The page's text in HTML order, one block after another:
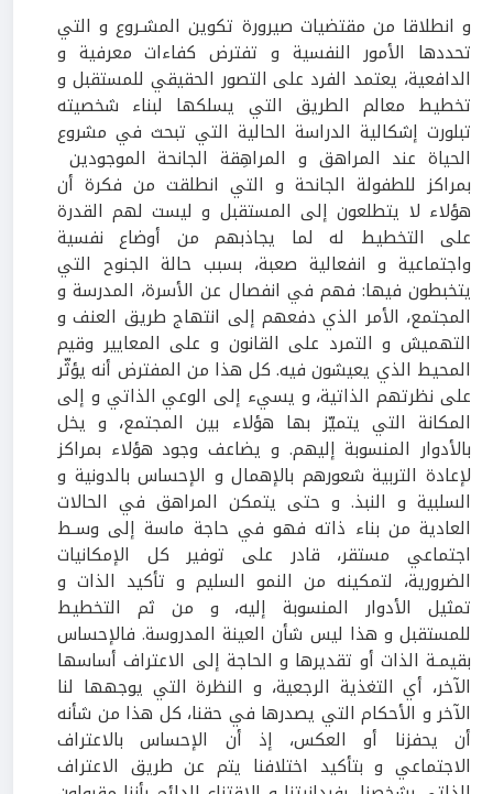
و انطلاقا من مقتضيات صيرورة تكوين المشـروع و التي
تحددها الأمور النفسية و تفترض كفاءات معرفية و
الدافعية، يعتمد الفرد على التصور الحقيقي للمستقبل و
تخطيط معالم الطريق التي يسلكها لبناء شخصيته
تبلورت إشكالية الدراسة الحالية التي تبحث في مشروع
الحياة عند المراهق و المراهِقة الجانحة الموجودين
بمراكز للطفولة الجانحة و التي انطلقت من فكرة أن
هؤلاء لا يتطلعون إلى المستقبل و ليست لهم القدرة
على التخطيط له لما يجاذبهم من أوضاع نفسية
واجتماعية و انفعالية صعبة، بسبب حالة الجنوح التي
يتخبطون فيها: فهم في انفصال عن الأسرة، المدرسة و
المجتمع، الأمر الذي دفعهم إلى انتهاج طريق العنف و
التهميش و التمرد على القانون و على المعايير وقيم
المحيط الذي يعيشون فيه. كل هذا من المفترض أنه يؤثّر
على نظرتهم الذاتية، و يسيء إلى الوعي الذاتي و إلى
المكانة التي يتميّز بها هؤلاء بين المجتمع، و يخل
بالأدوار المنسوبة إليهم. و يضاعف وجود هؤلاء بمراكز
لإعادة التربية شعورهم بالإهمال و الإحساس بالدونية و
السلبية و النبذ. و حتى يتمكن المراهق في الحالات
العادية من بناء ذاته فهو في حاجة ماسة إلى وسـط
اجتماعي مستقر، قادر على توفير كل الإمكانيات
الضرورية، لتمكينه من النمو السليم و تأكيد الذات و
تمثيل الأدوار المنسوبة إليه، و من ثم التخطيط
للمستقبل و هذا ليس شأن العينة المدروسة. فالإحساس
بقيمـة الذات أو تقديرها و الحاجة إلى الاعتراف أساسها
الآخر، أي التغذية الرجعية، و النظرة التي يوجهها لنا
الآخر و الأحكام التي يصدرها في حقنا، كل هذا من شأنه
أن يحفزنا أو العكس، إذ أن الإحساس بالاعتراف
الاجتماعي و بتأكيد اختلافنا يتم عن طريق الاعتراف